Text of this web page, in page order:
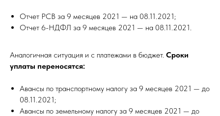
Отчет РСВ за 9 месяцев 2021 — на 08.11.2021;
Отчет 6-НДФЛ за 9 месяцев 2021 — на 08.11.2021.
Аналогичная ситуация и с платежами в бюджет. Сроки
уплаты переносятся:
Авансы по транспортному налогу за 9 месяцев 2021 — до
08.11.2021;
Авансы по земельному налогу за 9 месяцев 2021 — до